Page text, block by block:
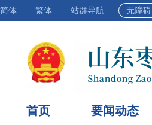
简体 繁体 站群导航 无障碍
首页 要闻动态